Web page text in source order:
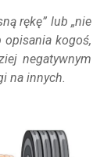
rękę” lub „nie
kogoś,
negatywnym
na innych.